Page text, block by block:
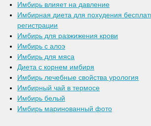
Имбирь влияет на давление
Имбирная диета для похудения
регистрации
Имбирь для разжижения крови
Имбирь с алоэ
Имбирь для мяса
Диета с корнем имбиря
Имбирь лечебные свойства урология
Имбирный чай в термосе
Имбирь белый
Имбирь маринованный фото